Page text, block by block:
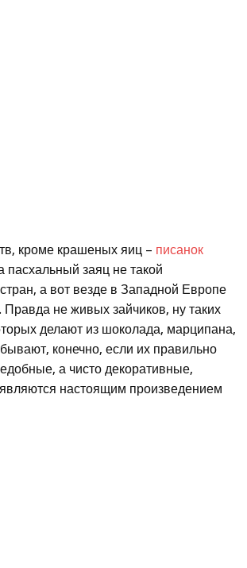
кроме крашеных яиц – писанок
заяц не такой
а вот везде в Западной Европе
не живых зайчиков, ну таких
делают из шоколада, марципана,
конечно, если их правильно
а чисто декоративные,
настоящим произведением